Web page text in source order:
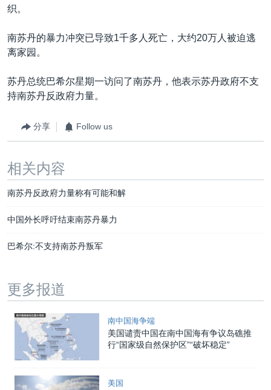
织。
南苏丹的暴力冲突已导致1千多人死亡，大约20万人被迫逃
离家园。
苏丹总统巴希尔星期一访问了南苏丹，他表示苏丹政府不支
持南苏丹反政府力量。
分享 Follow us
相关内容
南苏丹反政府力量称有可能和解
中国外长呼吁结束南苏丹暴力
巴希尔:不支持南苏丹叛军
更多报道
南中国海争端
美国谴责中国在南中国海有争议岛礁推
行“国家级自然保护区”“破坏稳定”
美国